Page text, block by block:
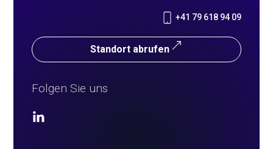
+41 79 618 94 09
Standort abrufen
Folgen Sie uns